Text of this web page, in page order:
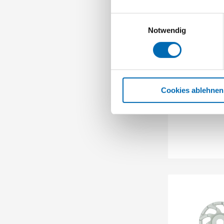
Notwendig
Cookies ablehnen
Artikel-Nr.